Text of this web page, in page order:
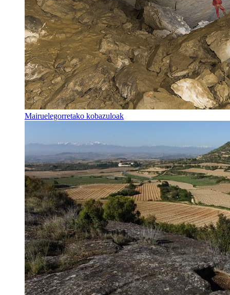
Mairuelegorretako kobazuloak